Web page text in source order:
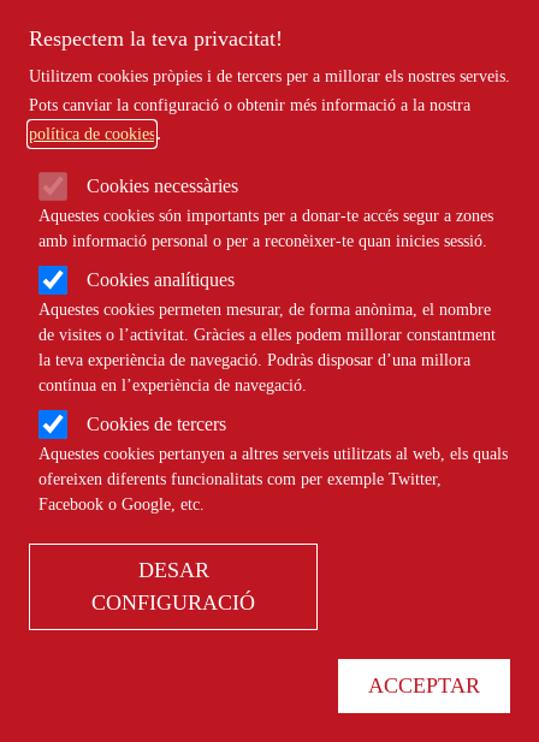
Respectem la teva privacitat!
Utilitzem cookies pròpies i de tercers per a millorar els nostres serveis.
Pots canviar la configuració o obtenir més informació a la nostra
política de cookies
Cookies necessàries
Aquestes cookies són importants per a donar-te accés segur a zones
amb informació personal o per a reconèixer-te quan inicies sessió.
Cookies analítiques
Aquestes cookies permeten mesurar, de forma anònima, el nombre
de visites o l’activitat. Gràcies a elles podem millorar constantment
la teva experiència de navegació. Podràs disposar d’una millora
contínua en l’experiència de navegació.
Cookies de tercers
Aquestes cookies pertanyen a altres serveis utilitzats al web, els quals
ofereixen diferents funcionalitats com per exemple Twitter,
Facebook o Google, etc.
DESAR
CONFIGURACIÓ
ACCEPTAR
Notícies
Totes Ambiental Comunitari | Cultural Social
Internacional | Projectes
Econòmic | Agenda
Agenda